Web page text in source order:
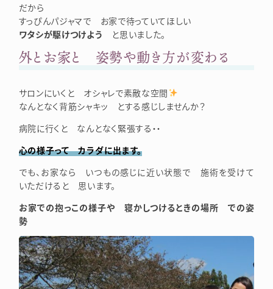
だから
すっぴんパジャマで お家で待っていてほしい
ワタシが駆けつけよう と思いました。
外とお家と 姿勢や動き方が変わる
サロンにいくと オシャレで素敵な空間
なんとなく背筋シャキッ とする感じしませんか？
病院に行くと なんとなく緊張する・・
心の様子って カラダに出ます。
でも、お家なら いつもの感じに近い状態で 施術を受けて
いただけると 思います。
お家での抱っこの様子や 寝かしつけるときの場所 での姿
勢